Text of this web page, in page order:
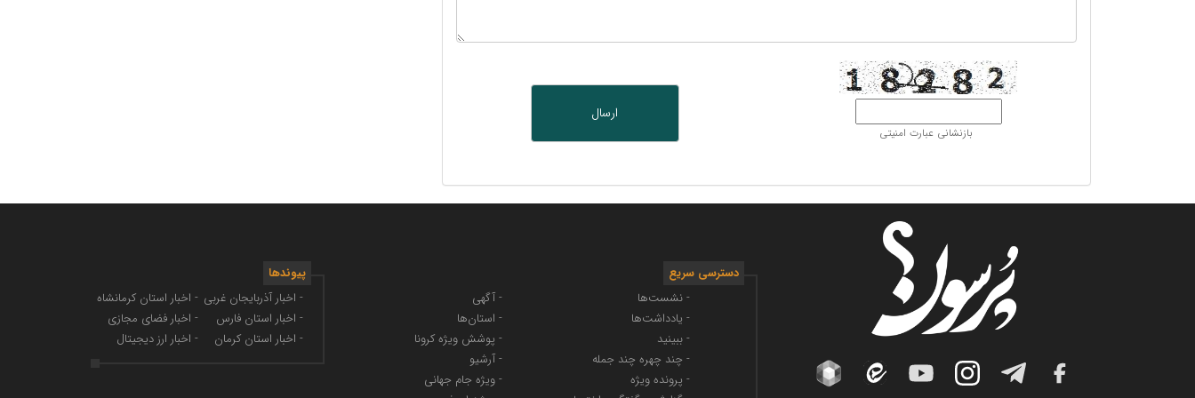
بازنشانی عبارت امنیتی
دسترسی سریع
- نشست‌ها
- یادداشت‌ها
- ببینید
- چند چهره چند جمله
- پرونده ویژه
- آگهی
- استان‌ها
- پوشش ویژه کرونا
- آرشیو
- ویژه جام جهانی
پیوندها
- اخبار آذربایجان غربی
- اخبار استان فارس
- اخبار استان کرمان
- اخبار استان کرمانشاه
- اخبار فضای مجازی
- اخبار ارز دیجیتال